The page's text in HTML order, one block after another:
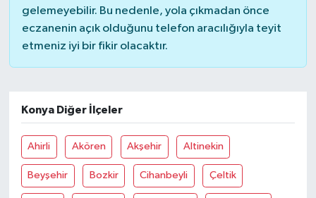
gelemeyebilir. Bu nedenle, yola çıkmadan önce
eczanenin açık olduğunu telefon aracılığıyla teyit
etmeniz iyi bir fikir olacaktır.
Konya Diğer İlçeler
Ahirli Akören Akşehir Altinekin
Beyşehir Bozkir Cihanbeyli Çeltik
Bilim, Teknoloji